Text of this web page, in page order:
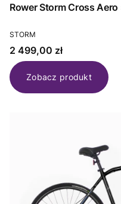
PRODUCENT
STORM
Cena
2 499,00 zł
Zobacz produkt